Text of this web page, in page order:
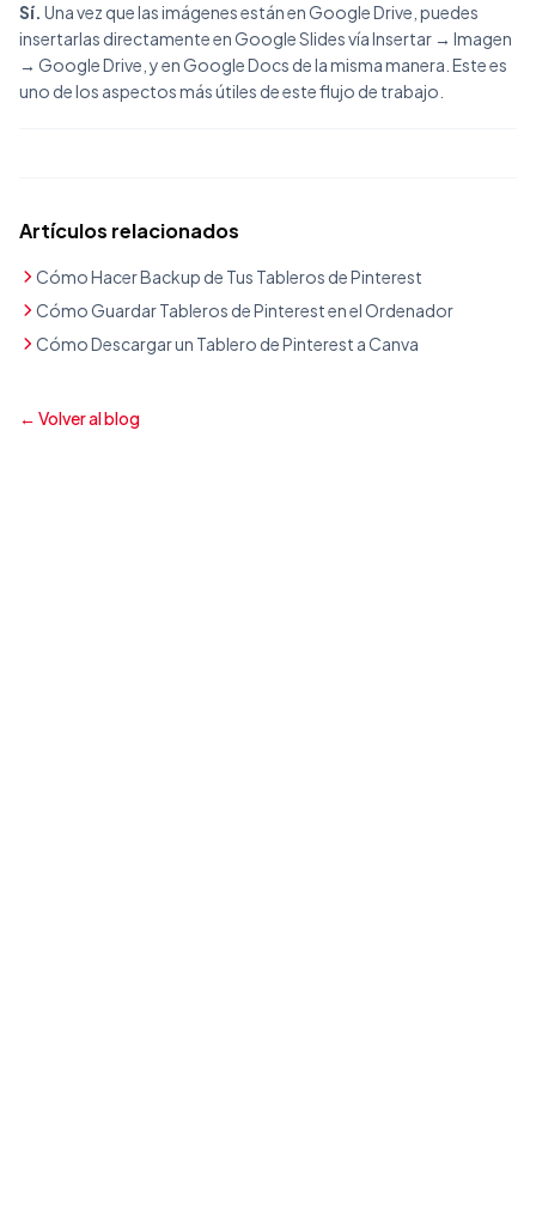
Sí. Una vez que las imágenes están en Google Drive, puedes
insertarlas directamente en Google Slides vía Insertar → Imagen
→ Google Drive, y en Google Docs de la misma manera. Este es
uno de los aspectos más útiles de este flujo de trabajo.
Artículos relacionados
Cómo Hacer Backup de Tus Tableros de Pinterest
Cómo Guardar Tableros de Pinterest en el Ordenador
Cómo Descargar un Tablero de Pinterest a Canva
← Volver al blog